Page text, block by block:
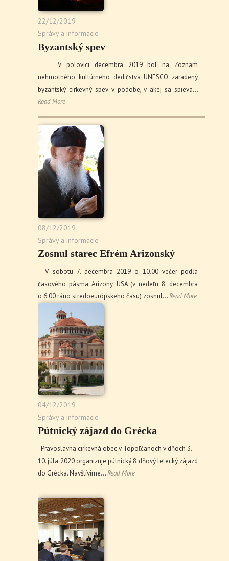
22/12/2019
Správy a informácie
Byzantský spev
V polovici decembra 2019 bol na Zoznam
nehmotného kultúrneho dedičstva UNESCO zaradený
byzantský cirkevný spev v podobe, v akej sa spieva…
Read More
08/12/2019
Správy a informácie
Zosnul starec Efrém Arizonský
V sobotu 7. decembra 2019 o 10.00 večer podľa
časového pásma Arizony, USA (v nedeľu 8. decembra
o 6.00 ráno stredoeurópskeho času) zosnul…Read More
04/12/2019
Správy a informácie
Pútnický zájazd do Grécka
Pravoslávna cirkevná obec v Topoľčanoch v dňoch 3. –
10. júla 2020 organizuje pútnický 8 dňový letecký zájazd
do Grécka. Navštívime…Read More